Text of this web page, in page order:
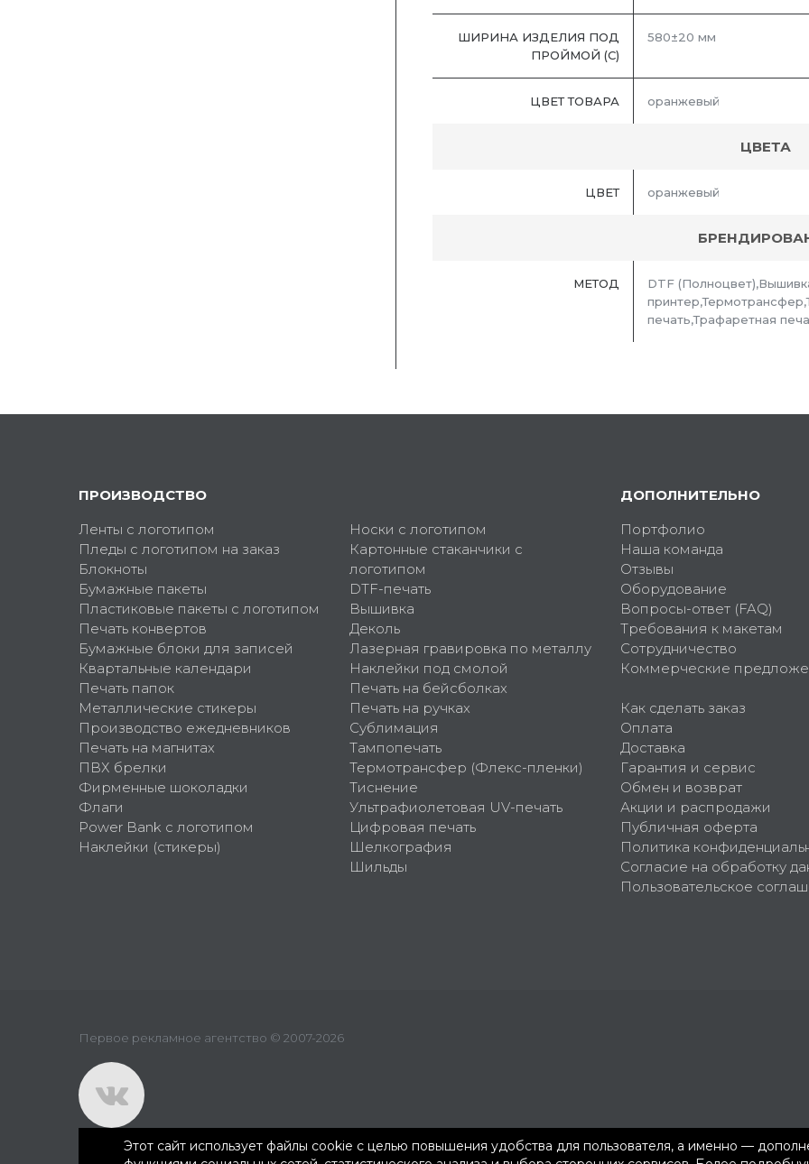
ШИРИНА ИЗДЕЛИЯ ПОД
ПРОЙМОЙ (С)
580±20 мм
ЦВЕТ ТОВАРА оранжевый
ЦВЕТА
ЦВЕТ оранжевый
МЕТОД
DTF
печать,Трафаретная
ПРОИЗВОДСТВО
Ленты с логотипом
Пледы с логотипом на заказ
Блокноты
Бумажные пакеты
Пластиковые пакеты с логотипом
Печать конвертов
Бумажные блоки для записей
Квартальные календари
Печать папок
Металлические стикеры
Производство ежедневников
Печать на магнитах
ПВХ брелки
Фирменные шоколадки
Флаги
Power Bank с логотипом
Наклейки (стикеры)
Носки с логотипом
Картонные стаканчики с
логотипом
DTF-печать
Вышивка
Деколь
Лазерная гравировка по металлу
Наклейки под смолой
Печать на бейсболках
Печать на ручках
Сублимация
Тампопечать
Термотрансфер (Флекс-пленки)
Тиснение
Ультрафиолетовая UV-печать
Цифровая печать
Шелкография
Шильды
ДОПОЛНИТЕЛЬНО
Портфолио
Наша команда
Отзывы
Оборудование
Вопросы-ответ (FAQ)
Требования к макетам
Сотрудничество
Коммерческие
Как сделать заказ
Оплата
Доставка
Гарантия и сервис
Обмен и возврат
Акции и распродажи
Публичная оферта
Политика
Согласие на обработку
Пользовательское
Первое рекламное агентство © 2007-2026
Этот сайт использует файлы cookie с целью повышения удобства для пользователя, а именно —